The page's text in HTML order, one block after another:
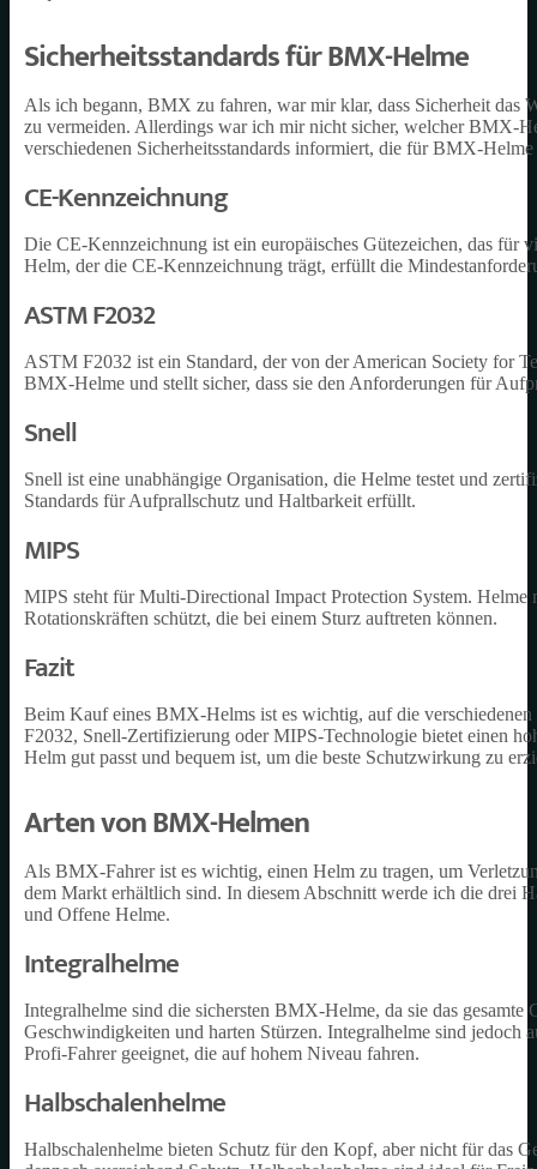
Sicherheitsstandards für BMX-Helme
Als ich begann, BMX zu fahren, war mir klar, dass Sicherheit das
zu vermeiden. Allerdings war ich mir nicht sicher, welcher BMX-
verschiedenen Sicherheitsstandards informiert, die für BMX-Helme
CE-Kennzeichnung
Die CE-Kennzeichnung ist ein europäisches Gütezeichen, das
Helm, der die CE-Kennzeichnung trägt, erfüllt die
ASTM F2032
ASTM F2032 ist ein Standard, der von der American Society for
BMX-Helme und stellt sicher, dass sie den Anforderungen für
Snell
Snell ist eine unabhängige Organisation, die Helme testet und
Standards für Aufprallschutz und Haltbarkeit erfüllt.
MIPS
MIPS steht für Multi-Directional Impact Protection System.
Rotationskräften schützt, die bei einem Sturz auftreten können.
Fazit
Beim Kauf eines BMX-Helms ist es wichtig, auf die
F2032, Snell-Zertifizierung oder MIPS-Technologie bietet einen
Helm gut passt und bequem ist, um die beste Schutzwirkung zu
Arten von BMX-Helmen
Als BMX-Fahrer ist es wichtig, einen Helm zu tragen, um
dem Markt erhältlich sind. In diesem Abschnitt werde ich die drei
und Offene Helme.
Integralhelme
Integralhelme sind die sichersten BMX-Helme, da sie das
Geschwindigkeiten und harten Stürzen. Integralhelme sind jedoch
Profi-Fahrer geeignet, die auf hohem Niveau fahren.
Halbschalenhelme
Halbschalenhelme bieten Schutz für den Kopf, aber nicht für das